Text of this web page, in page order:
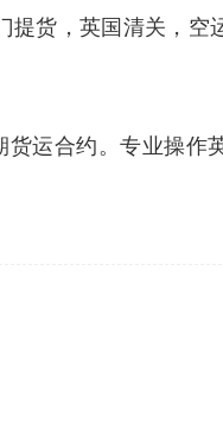
提货，英国清关，空
运合约。专业操作